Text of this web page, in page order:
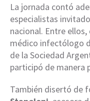
La jornada contó
especialistas
nacional. Entre
médico infectólogo
de la Sociedad
participó de manera
También disertó de